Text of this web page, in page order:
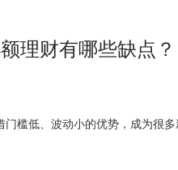
理财有哪些缺点？
槛低、波动小的优势，成为很